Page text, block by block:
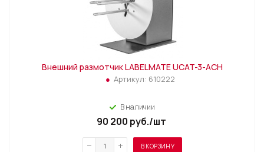
Внешний размотчик LABELMATE UCAT-3-ACH
Артикул: 610222
В наличии
90 200 руб./шт
В КОРЗИНУ